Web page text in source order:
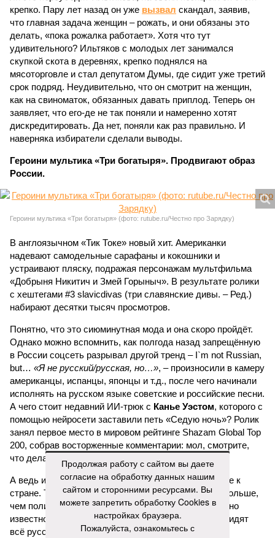
крепко. Пару лет назад он уже вызвал скандал, заявив,
что главная задача женщин – рожать, и они обязаны это
делать, «пока рожалка работает». Хотя что тут
удивительного? Ильтяков с молодых лет занимался
скупкой скота в деревнях, крепко поднялся на
мясоторговле и стал депутатом Думы, где сидит уже третий
срок подряд. Неудивительно, что он смотрит на женщин,
как на свиноматок, обязанных давать приплод. Теперь он
заявляет, что его-де не так поняли и намеренно хотят
дискредитировать. Да нет, поняли как раз правильно. И
наверняка избиратели сделали выводы.
Героини мультика «Три богатыря». Продвигают образ
России.
Героини мультика «Три богатыря» (фото: rutube.ru/Честно про Зарядку)
В англоязычном «Тик Токе» новый хит. Американки
надевают самодельные сарафаны и кокошники и
устраивают пляску, подражая персонажам мультфильма
«Добрыня Никитич и Змей Горыныч». В результате ролики
с хештегами #3 slavicdivas (три славянские дивы. – Ред.)
набирают десятки тысяч просмотров.
Понятно, что это сиюминутная мода и она скоро пройдёт.
Однако можно вспомнить, как полгода назад запрещённую
в России соцсеть разрывал другой тренд – I`m not Russian,
but… «Я не русский/русская, но…», – произносили в камеру
американцы, испанцы, японцы и т.д., после чего начинали
исполнять на русском языке советские и российские песни.
А чего стоит недавний ИИ-трюк с Канье Уэстом, которого с
помощью нейросети заставили петь «Седую ночь»? Ролик
занял первое место в мировом рейтинге Shazam Global Top
200, собрав восторженные комментарии: мол, смотрите,
что делают эти русские!
А ведь из таких мелочей и складывается отношение к
стране. То, что мультики с песнями часто делают больше,
чем политики своими речами, профессионалам давно
известно. Но заявлять о том, что за границей ненавидят
всё русское, конечно, намного проще, чем умело
Продолжая работу с сайтом вы даете
согласие на обработку данных нашим
сайтом и сторонними ресурсами. Вы
можете запретить обработку Cookies в
настройках браузера.
Пожалуйста, ознакомьтесь с